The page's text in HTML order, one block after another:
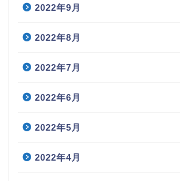
2022年9月
2022年8月
2022年7月
2022年6月
2022年5月
2022年4月